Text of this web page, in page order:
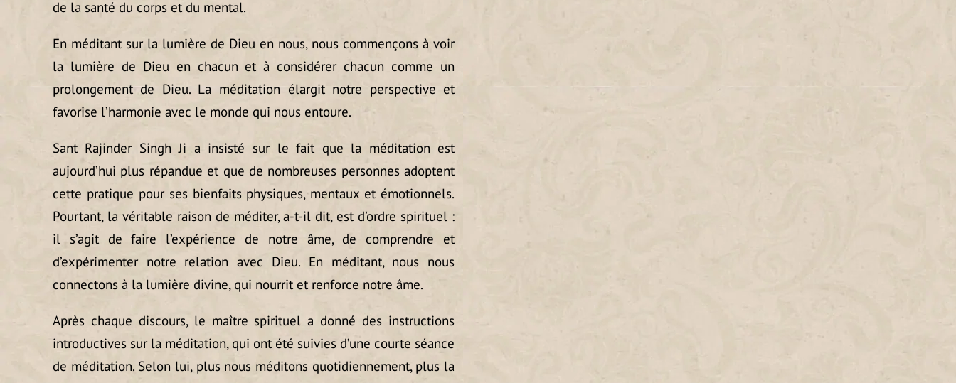
de la santé du corps et du mental.
En méditant sur la lumière de Dieu en nous, nous commençons à voir
la lumière de Dieu en chacun et à considérer chacun comme un
prolongement de Dieu. La méditation élargit notre perspective et
favorise l’harmonie avec le monde qui nous entoure.
Sant Rajinder Singh Ji a insisté sur le fait que la méditation est
aujourd’hui plus répandue et que de nombreuses personnes adoptent
cette pratique pour ses bienfaits physiques, mentaux et émotionnels.
Pourtant, la véritable raison de méditer, a-t-il dit, est d’ordre spirituel :
il s’agit de faire l’expérience de notre âme, de comprendre et
d’expérimenter notre relation avec Dieu. En méditant, nous nous
connectons à la lumière divine, qui nourrit et renforce notre âme.
Après chaque discours, le maître spirituel a donné des instructions
introductives sur la méditation, qui ont été suivies d’une courte séance
de méditation. Selon lui, plus nous méditons quotidiennement, plus la